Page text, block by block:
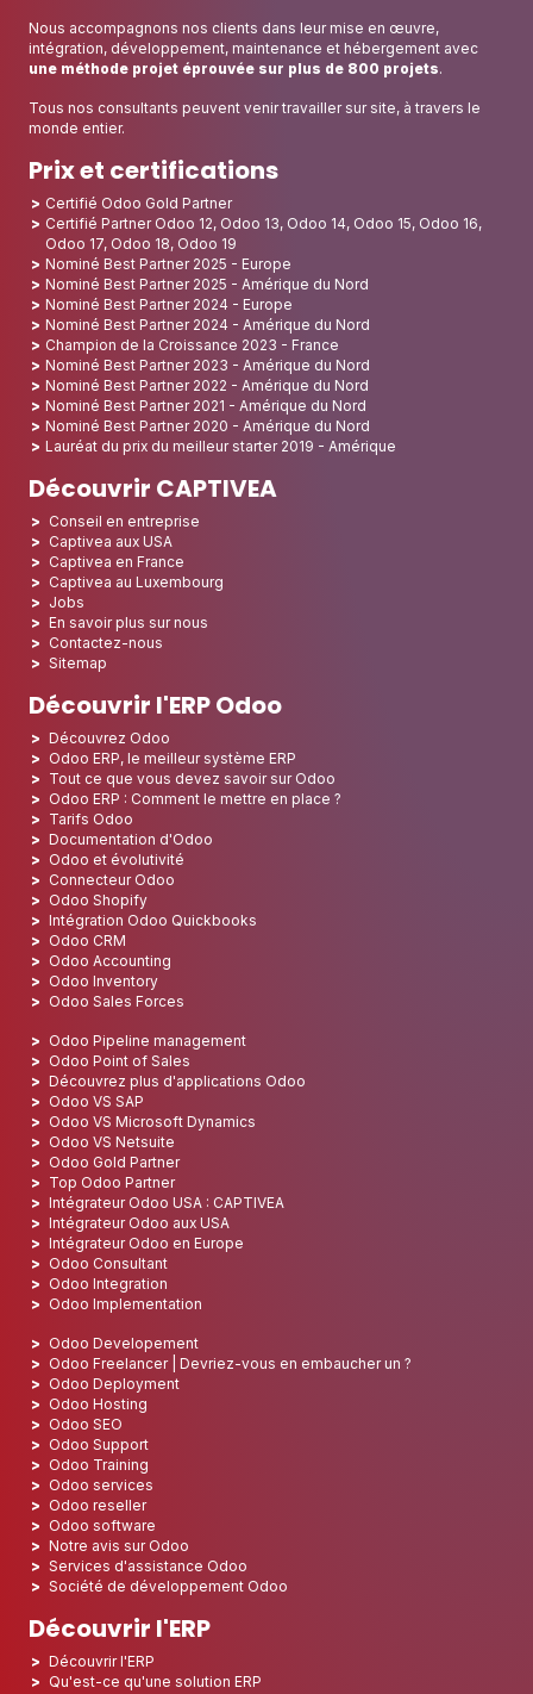
Nous accompagnons nos clients dans leur mise en œuvre,
intégration, développement, maintenance et hébergement avec
une méthode projet éprouvée sur plus de 800 projets.
Tous nos consultants peuvent venir travailler sur site, à travers le
monde entier.
Prix et certifications
Certifié Odoo Gold Partner
Certifié Partner Odoo 12, Odoo 13, Odoo 14, Odoo 15, Odoo 16,
Odoo 17, Odoo 18, Odoo 19
Nominé Best Partner 2025 - Europe
Nominé Best Partner 2025 - Amérique du Nord
Nominé Best Partner 2024 - Europe
Nominé Best Partner 2024 - Amérique du Nord
Champion de la Croissance 2023 - France
Nominé Best Partner 2023 - Amérique du Nord
Nominé Best Partner 2022 - Amérique du Nord
Nominé Best Partner 2021 - Amérique du Nord
Nominé Best Partner 2020 - Amérique du Nord
Lauréat du prix du meilleur starter 2019 - Amérique
Découvrir CAPTIVEA
Conseil en entreprise
Captivea aux USA
Captivea en France
Captivea au Luxembourg
Jobs
En savoir plus sur nous
Contactez-nous
Sitemap
Découvrir l'ERP Odoo
Découvrez Odoo
Odoo ERP, le meilleur système ERP
Tout ce que vous devez savoir sur Odoo
Odoo ERP : Comment le mettre en place ?
Tarifs Odoo
Documentation d'Odoo
Odoo et évolutivité
Connecteur Odoo
Odoo Shopify
Intégration Odoo Quickbooks
Odoo CRM
Odoo Accounting
Odoo Inventory
Odoo Sales Forces
Odoo Pipeline management
Odoo Point of Sales
Découvrez plus d'applications Odoo
Odoo VS SAP
Odoo VS Microsoft Dynamics
Odoo VS Netsuite
Odoo Gold Partner
Top Odoo Partner
Intégrateur Odoo USA : CAPTIVEA
Intégrateur Odoo aux USA
Intégrateur Odoo en Europe
Odoo Consultant
Odoo Integration
Odoo Implementation
Odoo Developement
Odoo Freelancer | Devriez-vous en embaucher un ?
Odoo Deployment
Odoo Hosting
Odoo SEO
Odoo Support
Odoo Training
Odoo services
Odoo reseller
Odoo software
Notre avis sur Odoo
Services d'assistance Odoo
Société de développement Odoo
Découvrir l'ERP
Découvrir l'ERP
Qu'est-ce qu'une solution ERP